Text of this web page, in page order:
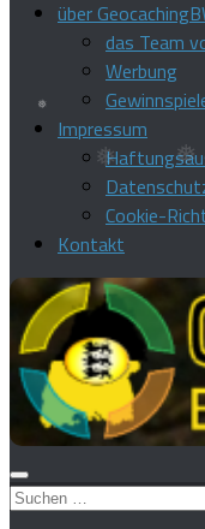
über
das Team
Werbung
Impressum
Cookie-
Kontakt
Suchen